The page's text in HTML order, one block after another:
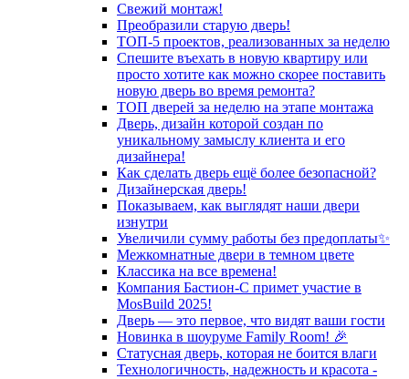
Свежий монтаж!
Преобразили старую дверь!
ТОП-5 проектов, реализованных за неделю
Спешите въехать в новую квартиру или
просто хотите как можно скорее поставить
новую дверь во время ремонта?
ТОП дверей за неделю на этапе монтажа
Дверь, дизайн которой создан по
уникальному замыслу клиента и его
дизайнера!
Как сделать дверь ещё более безопасной?
Дизайнерская дверь!
Показываем, как выглядят наши двери
изнутри
Увеличили сумму работы без предоплаты✨
Межкомнатные двери в темном цвете
Классика на все времена!
Компания Бастион-С примет участие в
MosBuild 2025!
Дверь — это первое, что видят ваши гости
Новинка в шоуруме Family Room! 🎉
Статусная дверь, которая не боится влаги
Технологичность, надежность и красота -